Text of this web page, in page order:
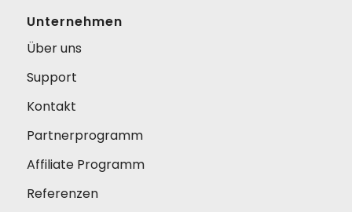
Unternehmen
Über uns
Support
Kontakt
Partnerprogramm
Affiliate Programm
Referenzen